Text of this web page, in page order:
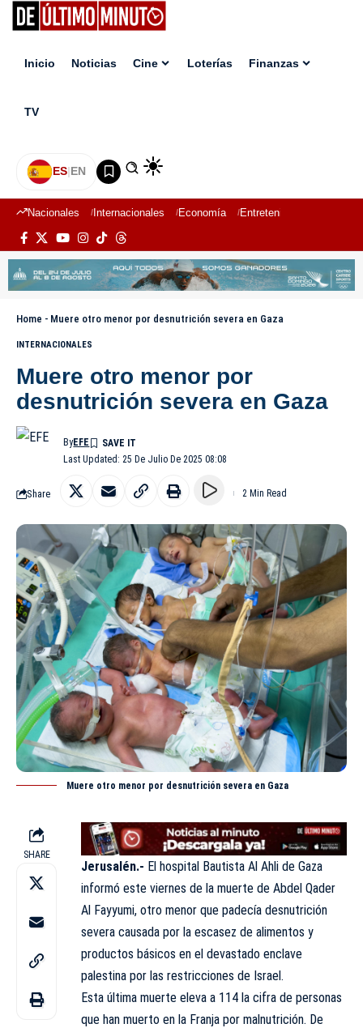
Inicio Noticias Cine Loterías Finanzas
TV
ES|EN
Nacionales Internacionales Economía Entretenimiento
Home - Muere otro menor por desnutrición severa en Gaza
INTERNACIONALES
Muere otro menor por
desnutrición severa en Gaza
Last Updated: 25 De Julio De 2025 08:08
ByEFE
Share 2 Min Read
Muere otro menor por desnutrición severa en Gaza
SHARE
Jerusalén.- El hospital Bautista Al Ahli de Gaza
informó este viernes de la muerte de Abdel Qader
Al Fayyumi, otro menor que padecía desnutrición
severa causada por la escasez de alimentos y
productos básicos en el devastado enclave
palestina por las restricciones de Israel.
Esta última muerte eleva a 114 la cifra de personas
que han muerto en la Franja por malnutrición. De